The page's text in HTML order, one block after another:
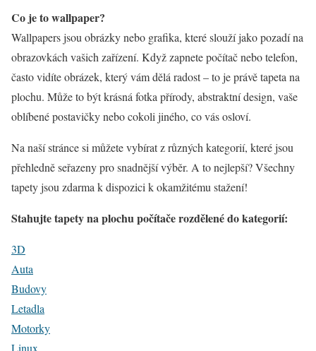
Co je to wallpaper?
Wallpapers jsou obrázky nebo grafika, které slouží jako pozadí na
obrazovkách vašich zařízení. Když zapnete počítač nebo telefon,
často vidíte obrázek, který vám dělá radost – to je právě tapeta na
plochu. Může to být krásná fotka přírody, abstraktní design, vaše
oblíbené postavičky nebo cokoli jiného, co vás osloví.
Na naší stránce si můžete vybírat z různých kategorií, které jsou
přehledně seřazeny pro snadnější výběr. A to nejlepší? Všechny
tapety jsou zdarma k dispozici k okamžitému stažení!
Stahujte tapety na plochu počítače rozdělené do kategorií:
3D
Auta
Budovy
Letadla
Motorky
Linux